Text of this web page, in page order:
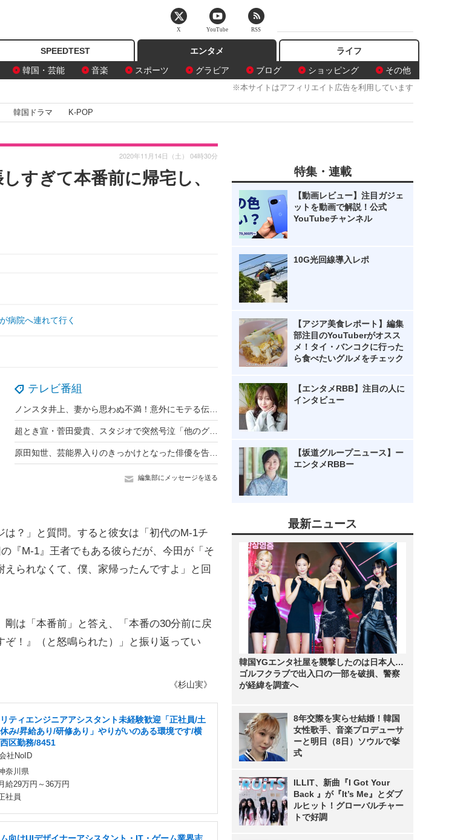
SPEEDTEST
エンタメ
韓国・芸能 音楽 スポーツ グラビア ブログ ショッピング その他
ライフ
※本サイトはアフィリエイト広告を利用しています
韓国ドラマ K-POP
すぎて本番前に帰宅し、
2020年11月14日（土） 04時30分
病院へ連れて行く
テレビ番組
編集部にメッセージを送る
？」と質問。すると彼女は「初代のM-1チ
『M-1』王者でもある彼らだが、今田が「そ
られなくて、僕、家帰ったんですよ」と回
は「本番前」と答え、「本番の30分前に戻
！』（と怒鳴られた）」と振り返ってい
《杉山実》
ティエンジニアアシスタント未経験歓迎「正社員/土
み/昇給あり/研修あり」やりがいのある環境です/横
区勤務/8451
社NoID
奈川県
給29万円～36万円
社員
特集・連載
【動画レビュー】注目ガジェ
ットを動画で解説！公式
YouTubeチャンネル
10G光回線導入レポ
【アジア美食レポート】編集
部注目のYouTuberがオスス
メ！タイ・バンコクに行った
ら食べたいグルメをチェック
【エンタメRBB】注目の人に
インタビュー
【坂道グループニュース】ー
エンタメRBBー
最新ニュース
韓国YGエンタ社屋を襲撃したのは日本人…
ゴルフクラブで出入口の一部を破損、警察
が経緯を調査へ
8年交際を実らせ結婚！韓国
女性歌手、音楽プロデューサ
ーと明日（8日）ソウルで挙
式
ILLIT、新曲『I Got Your
Back 』が『It’s Me』とダブ
ルヒット！グローバルチャー
トで好調
X YouTube RSS